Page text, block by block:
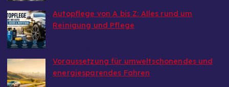
Autopflege von A bis Z: Alles rund um
Reinigung und Pflege
Voraussetzung für umweltschonendes und
energiesparendes Fahren